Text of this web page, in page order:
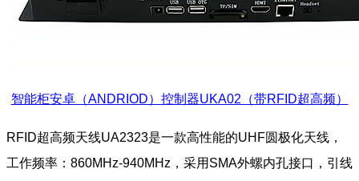
智能柜安卓（ANDRIOD）控制器UKA02（带RFID超高频）
RFID超高频天线UA2323是一款高性能的UHF圆极化天线，
工作频率：860MHz-940MHz，采用SMA外螺内孔接口，引线